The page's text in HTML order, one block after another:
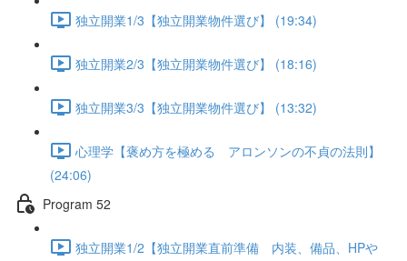
独立開業1/3【独立開業物件選び】 (19:34)
独立開業2/3【独立開業物件選び】 (18:16)
独立開業3/3【独立開業物件選び】 (13:32)
心理学【褒め方を極める アロンソンの不貞の法則】
(24:06)
Program 52
独立開業1/2【独立開業直前準備 内装、備品、HPや